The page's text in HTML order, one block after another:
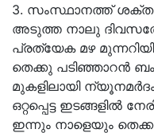
3. സംസ്ഥാനത്ത്
അടുത്ത നാലു
പ്രത്യേക മഴ
തെക്കു പടിഞ്ഞാറൻ
മുകളിലായി
ഒറ്റപ്പെട്ട ഇടങ്ങളിൽ
ഇന്നും നാളെയും